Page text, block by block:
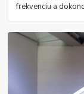
frekvenciu a